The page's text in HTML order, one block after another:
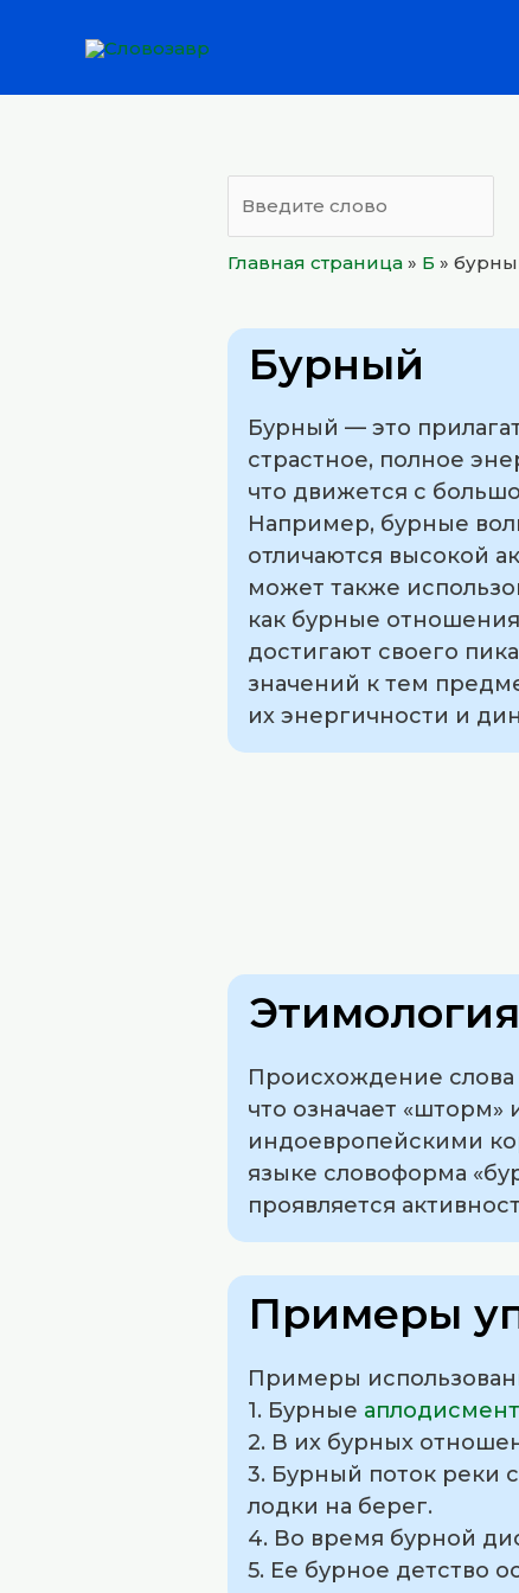
Главная страница » Б »
Бурный
Бурный — это
страстное, полное
что движется с
Например, бурные
отличаются высокой
может также
как бурные
достигают своего
значений к тем
их энергичности и
Происхождение слова
что означает «шторм»
индоевропейскими
языке словоформа
проявляется
Примеры
Примеры
1. Бурные
2. В их бурных
3. Бурный поток реки
лодки на берег.
4. Во время бурной
5. Ее бурное детство